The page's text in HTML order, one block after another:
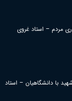
مردم – استاد غروی
با دانشگاهیان – استاد